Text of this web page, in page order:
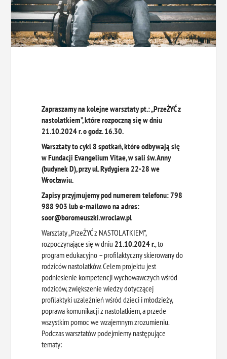
Zapraszamy na kolejne warsztaty pt.: „PrzeŻYĆ z
nastolatkiem”, które rozpoczną się w dniu
21.10.2024 r. o godz. 16.30.
Warsztaty to cykl 8 spotkań, które odbywają się
w Fundacji Evangelium Vitae, w sali św. Anny
(budynek D), przy ul. Rydygiera 22-28 we
Wrocławiu.
Zapisy przyjmujemy pod numerem telefonu: 798
988 903 lub e-mailowo na adres:
soor@boromeuszki.wroclaw.pl
Warsztaty „PrzeŻYĆ z NASTOLATKIEM”,
rozpoczynające się w dniu 21.10.2024 r., to
program edukacyjno – profilaktyczny skierowany do
rodziców nastolatków. Celem projektu jest
podniesienie kompetencji wychowawczych wśród
rodziców, zwiększenie wiedzy dotyczącej
profilaktyki uzależnień wśród dzieci i młodzieży,
poprawa komunikacji z nastolatkiem, a przede
wszystkim pomoc we wzajemnym zrozumieniu.
Podczas warsztatów podejmiemy następujące
tematy: